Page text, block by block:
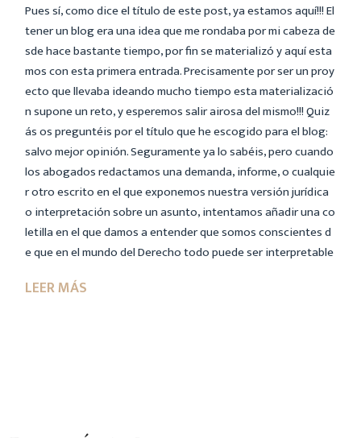
Pues sí, como dice el título de este post, ya estamos aquí!!! El
tener un blog era una idea que me rondaba por mi cabeza de
sde hace bastante tiempo, por fin se materializó y aquí esta
mos con esta primera entrada. Precisamente por ser un proy
ecto que llevaba ideando mucho tiempo esta materializació
n supone un reto, y esperemos salir airosa del mismo!!! Quiz
ás os preguntéis por el título que he escogido para el blog:
salvo mejor opinión. Seguramente ya lo sabéis, pero cuando
los abogados redactamos una demanda, informe, o cualquie
r otro escrito en el que exponemos nuestra versión jurídica
o interpretación sobre un asunto, intentamos añadir una co
letilla en el que damos a entender que somos conscientes d
e que en el mundo del Derecho todo puede ser interpretable